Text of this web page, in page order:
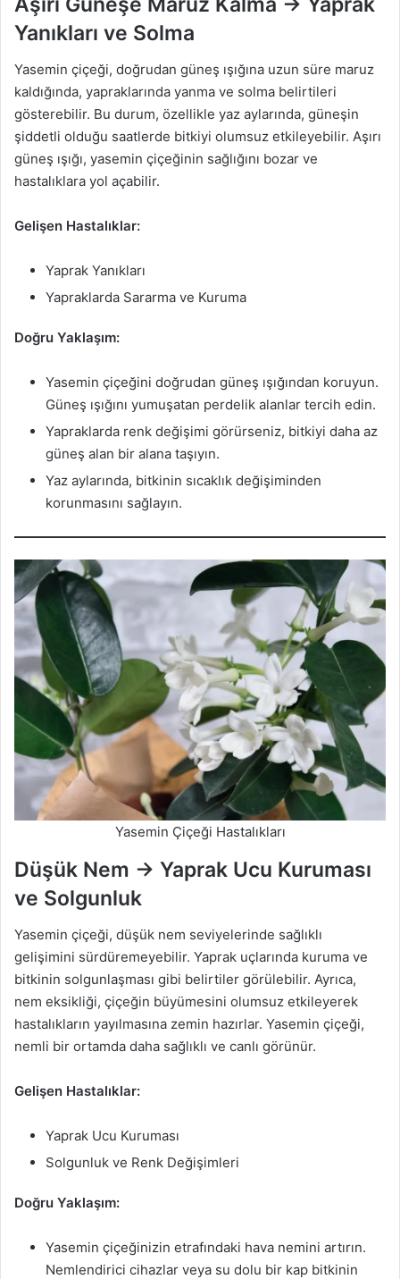
Yanıkları ve Solma
Yasemin çiçeği, doğrudan güneş ışığına uzun süre maruz
kaldığında, yapraklarında yanma ve solma belirtileri
gösterebilir. Bu durum, özellikle yaz aylarında, güneşin
şiddetli olduğu saatlerde bitkiyi olumsuz etkileyebilir. Aşırı
güneş ışığı, yasemin çiçeğinin sağlığını bozar ve
hastalıklara yol açabilir.
Gelişen Hastalıklar:
Yaprak Yanıkları
Yapraklarda Sararma ve Kuruma
Doğru Yaklaşım:
Yasemin çiçeğini doğrudan güneş ışığından koruyun.
Güneş ışığını yumuşatan perdelik alanlar tercih edin.
Yapraklarda renk değişimi görürseniz, bitkiyi daha az
güneş alan bir alana taşıyın.
Yaz aylarında, bitkinin sıcaklık değişiminden
korunmasını sağlayın.
Yasemin Çiçeği Hastalıkları
Düşük Nem → Yaprak Ucu Kuruması
ve Solgunluk
Yasemin çiçeği, düşük nem seviyelerinde sağlıklı
gelişimini sürdüremeyebilir. Yaprak uçlarında kuruma ve
bitkinin solgunlaşması gibi belirtiler görülebilir. Ayrıca,
nem eksikliği, çiçeğin büyümesini olumsuz etkileyerek
hastalıkların yayılmasına zemin hazırlar. Yasemin çiçeği,
nemli bir ortamda daha sağlıklı ve canlı görünür.
Gelişen Hastalıklar:
Yaprak Ucu Kuruması
Solgunluk ve Renk Değişimleri
Doğru Yaklaşım:
Yasemin çiçeğinizin etrafındaki hava nemini artırın.
Nemlendirici cihazlar veya su dolu bir kap bitkinin